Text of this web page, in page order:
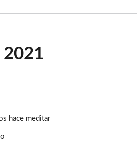
2021
hace meditar